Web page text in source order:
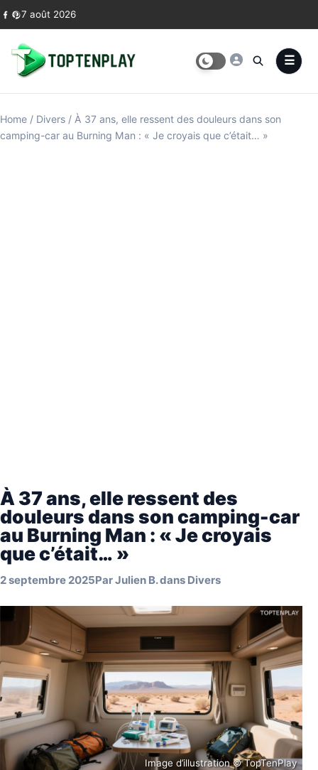
Skip to content
7 août 2026
Home / Divers / À 37 ans, elle ressent des douleurs dans son
camping-car au Burning Man : « Je croyais que c’était… »
À 37 ans, elle ressent des
douleurs dans son camping-car
au Burning Man : « Je croyais
que c’était… »
2 septembre 2025ParJulien B.dans Divers
Image d’illustration © TopTenPlay